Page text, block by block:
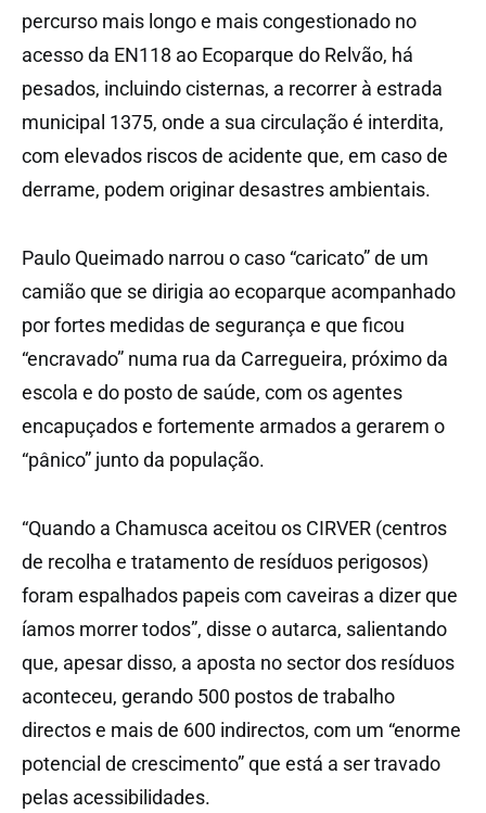
percurso mais longo e mais congestionado no
acesso da EN118 ao Ecoparque do Relvão, há
pesados, incluindo cisternas, a recorrer à estrada
municipal 1375, onde a sua circulação é interdita,
com elevados riscos de acidente que, em caso de
derrame, podem originar desastres ambientais.
Paulo Queimado narrou o caso “caricato” de um
camião que se dirigia ao ecoparque acompanhado
por fortes medidas de segurança e que ficou
“encravado” numa rua da Carregueira, próximo da
escola e do posto de saúde, com os agentes
encapuçados e fortemente armados a gerarem o
“pânico” junto da população.
“Quando a Chamusca aceitou os CIRVER (centros
de recolha e tratamento de resíduos perigosos)
foram espalhados papeis com caveiras a dizer que
íamos morrer todos”, disse o autarca, salientando
que, apesar disso, a aposta no sector dos resíduos
aconteceu, gerando 500 postos de trabalho
directos e mais de 600 indirectos, com um “enorme
potencial de crescimento” que está a ser travado
pelas acessibilidades.